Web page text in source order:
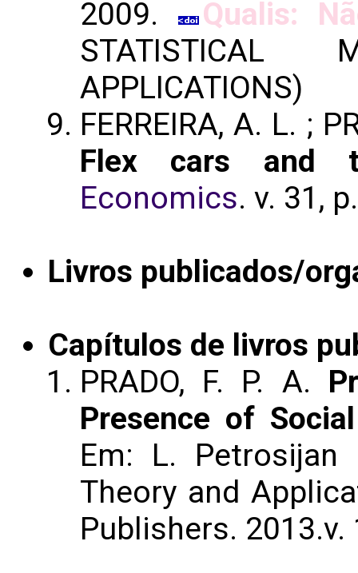
2009.
Qualis:
STATISTICAL
APPLICATIONS)
FERREIRA, A. L. ;
Flex cars and
Economics. v. 31,
Livros publicados/
Capítulos de livros
PRADO, F. P. A.
Presence of
Em: L. Petrosijan
Theory and
Publishers. 2013.v.